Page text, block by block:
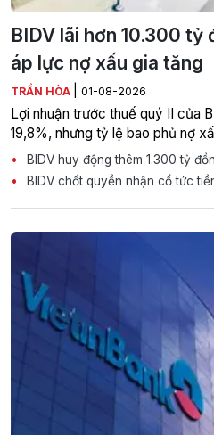
BIDV lãi hơn 10.300 tỷ
áp lực nợ xấu gia tăng
TRẦN HÒA 01-08-2026
Lợi nhuận trước thuế quý II của
19,8%, nhưng tỷ lệ bao phủ nợ
BIDV huy động thêm 1.300 tỷ
BIDV chốt quyền nhận cổ tức